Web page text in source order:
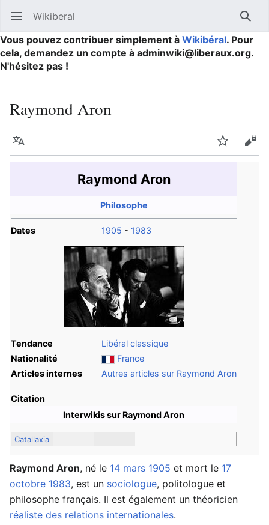
Ouvrir le menu principal Wikiberal
Vous pouvez contribuer simplement à Wikibéral. Pour
cela, demandez un compte à adminwiki@liberaux.org.
N'hésitez pas !
Raymond Aron
Langue Suivre
Raymond Aron
Philosophe
Dates 1905 - 1983
Tendance
Libéral classique
Nationalité
France
Articles internes
Autres articles sur Raymond Aron
Citation
Interwikis sur Raymond Aron
Catallaxia
Raymond Aron, né le 14 mars 1905 et mort le 17
octobre 1983, est un sociologue, politologue et
philosophe français. Il est également un théoricien
réaliste des relations internationales.